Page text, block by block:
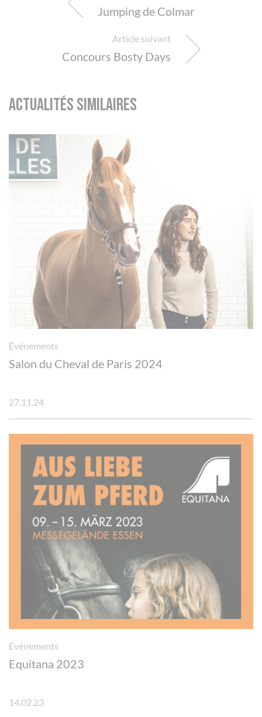
Jumping de Colmar
Article suivant
Concours Bosty Days
Actualités similaires
Événements
Salon du Cheval de Paris 2024
27.11.24
Événements
Equitana 2023
14.02.23